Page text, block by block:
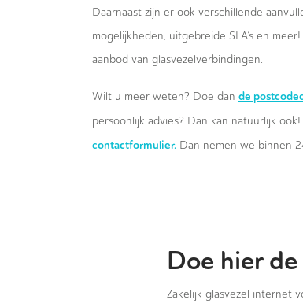
Daarnaast zijn er ook verschillende
mogelijkheden, uitgebreide SLA’s en
aanbod van glasvezelverbindingen.
Wilt u meer weten? Doe dan de
persoonlijk advies? Dan kan natuurlijk ook!
contactformulier. Dan nemen we binnen
Doe hier
Zakelijk glasvezel internet